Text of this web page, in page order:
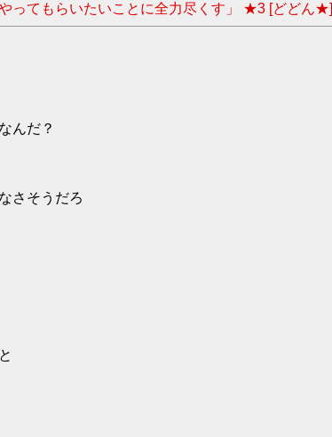
ってもらいたいことに全力尽くす」 ★3 [どどん★]
んだ？
さそうだろ